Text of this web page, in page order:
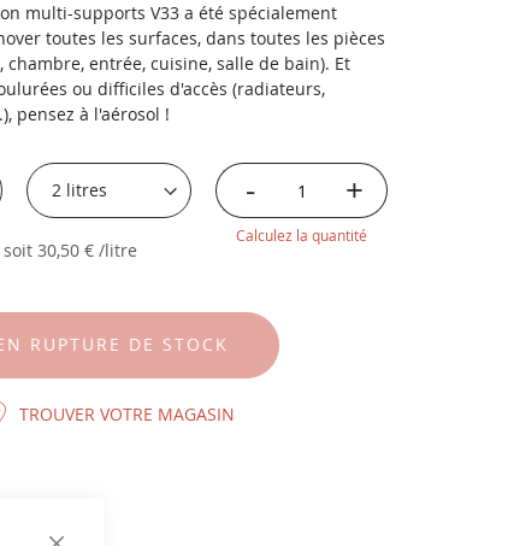
multi-supports V33 a été spécialement
toutes les surfaces, dans toutes les pièces
chambre, entrée, cuisine, salle de bain). Et
ou difficiles d'accès (radiateurs,
pensez à l'aérosol !
- +
Calculez la quantité
soit30,50 € /litre
RUPTURE DE STOCK
TROUVER VOTRE MAGASIN